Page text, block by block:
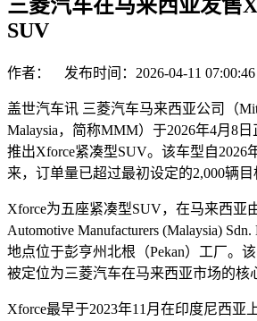
三菱汽车在马来西亚发售
SUV
作者： 发布时间：2026-04-11
盖世汽车讯 三菱汽车马来西亚公司（
Malaysia，简称MMM）于2026年4月8
推出Xforce紧凑型SUV。该车型自2026
来，订单量已超过最初设定的2,000辆目
Xforce为五座紧凑型SUV，在马来西亚
Automotive Manufacturers (Malaysia)
地点位于彭亨州北根（Pekan）工厂。该
被定位为三菱汽车在马来西亚市场的核
Xforce最早于2023年11月在印度尼西亚